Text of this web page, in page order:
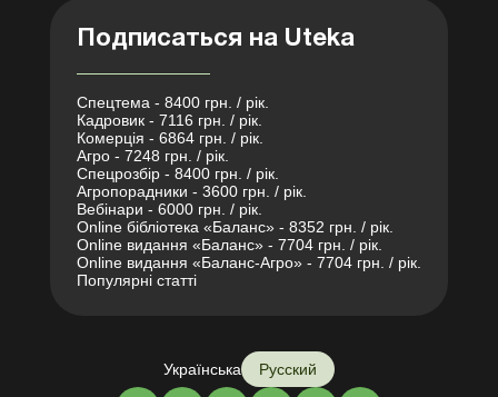
Подписаться на Uteka
Спецтема - 8400 грн. / рік.
Кадровик - 7116 грн. / рік.
Комерція - 6864 грн. / рік.
Агро - 7248 грн. / рік.
Спецрозбір - 8400 грн. / рік.
Агропорадники - 3600 грн. / рік.
Вебінари - 6000 грн. / рік.
Online бібліотека «Баланс» - 8352 грн. / рік.
Online видання «Баланс» - 7704 грн. / рік.
Online видання «Баланс-Агро» - 7704 грн. / рік.
Популярні статті
Українська Русский